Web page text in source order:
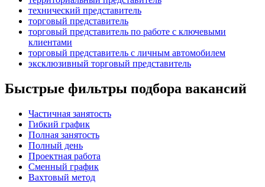
технический представитель
торговый представитель
торговый представитель по работе с ключевыми
клиентами
торговый представитель с личным автомобилем
эксклюзивный торговый представитель
Быстрые фильтры подбора вакансий
Частичная занятость
Гибкий график
Полная занятость
Полный день
Проектная работа
Сменный график
Вахтовый метод